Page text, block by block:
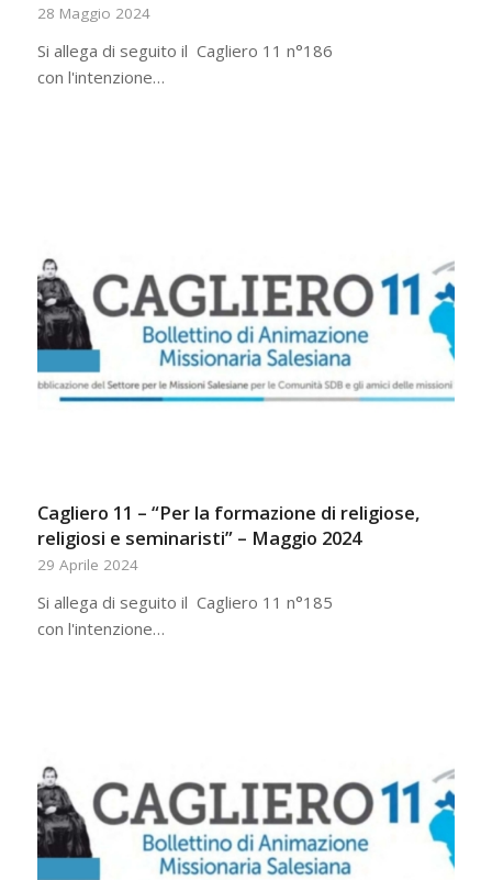
28 Maggio 2024
Si allega di seguito il Cagliero 11 n°186
con l'intenzione…
Cagliero 11 – “Per la formazione di religiose,
religiosi e seminaristi” – Maggio 2024
29 Aprile 2024
Si allega di seguito il Cagliero 11 n°185
con l'intenzione…